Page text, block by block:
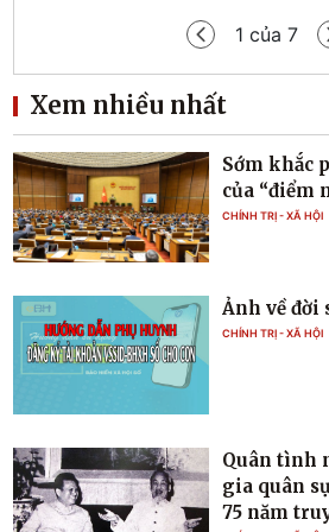
1 của 7
Xem nhiều nhất
Sớm khắc
của “điểm
CHÍNH TRỊ - XÃ HỘI
Ảnh về đời
CHÍNH TRỊ - XÃ HỘI
Quân tình
gia quân
75 năm